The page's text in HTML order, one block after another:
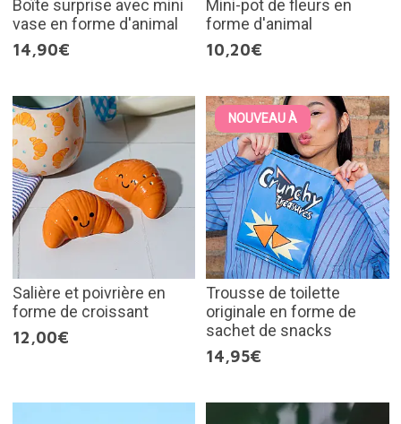
Boîte surprise avec mini
vase en forme d'animal
14,90€
Mini-pot de fleurs en
forme d'animal
10,20€
Salière et poivrière en
forme de croissant
12,00€
NOUVEAU À
Trousse de toilette
originale en forme de
sachet de snacks
14,95€